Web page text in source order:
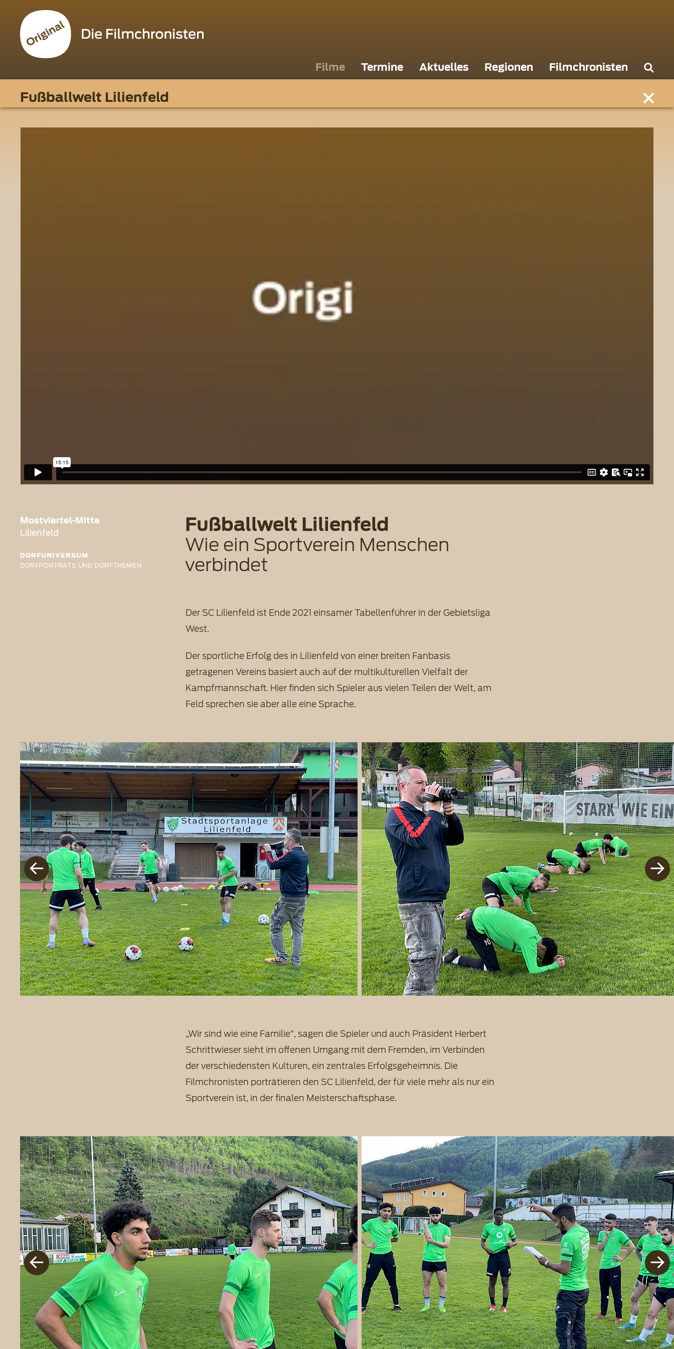
Filme Termine Aktuelles Regionen Filmchronisten
Fußballwelt Lilienfeld
Mostviertel-Mitte
Lilienfeld
DORFUNIVERSUM
DORFPORTRÄTS UND DORFTHEMEN
Fußballwelt Lilienfeld
Wie ein Sportverein Menschen
verbindet
Der SC Lilienfeld ist Ende 2021 einsamer Tabellenführer in der Gebietsliga
West.
Der sportliche Erfolg des in Lilienfeld von einer breiten Fanbasis
getragenen Vereins basiert auch auf der multikulturellen Vielfalt der
Kampfmannschaft. Hier finden sich Spieler aus vielen Teilen der Welt, am
Feld sprechen sie aber alle eine Sprache.
„Wir sind wie eine Familie“, sagen die Spieler und auch Präsident Herbert
Schrittwieser sieht im offenen Umgang mit dem Fremden, im Verbinden
der verschiedensten Kulturen, ein zentrales Erfolgsgeheimnis. Die
Filmchronisten porträtieren den SC Lilienfeld, der für viele mehr als nur ein
Sportverein ist, in der finalen Meisterschaftsphase.